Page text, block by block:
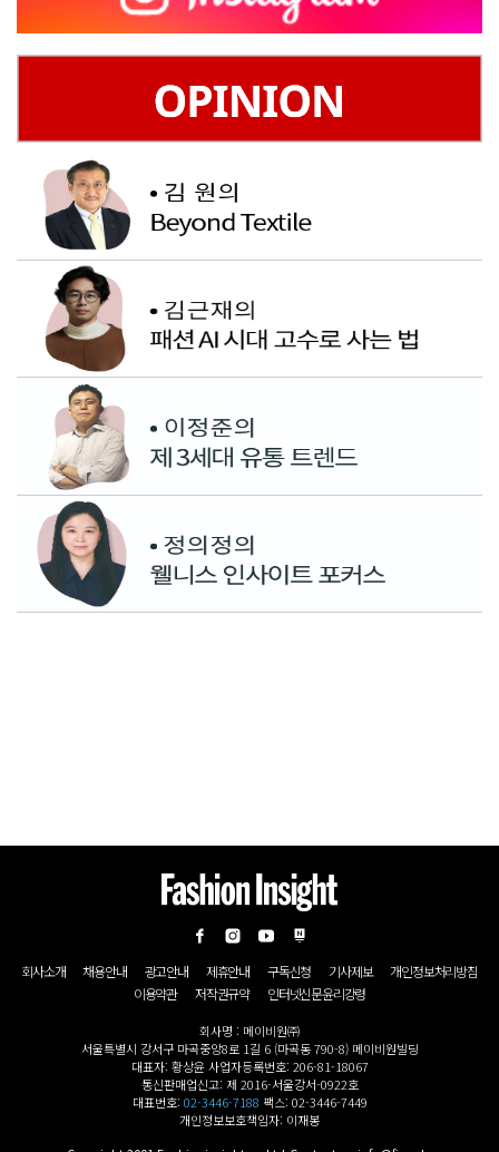
회사소개 채용안내 광고안내 제휴안내 구독신청 기사제보
개인정보처리방침
이용약관
저작권규약 인터넷신문윤리강령
회사명 : 메이비원㈜
서울특별시 강서구 마곡중앙8로 1길 6 (마곡동 790-8) 메이비원빌딩
대표자: 황상윤 사업자등록번호: 206-81-18067
통신판매업신고: 제 2016-서울강서-0922호
대표번호: 02-3446-7188 팩스: 02-3446-7449
개인정보보호책임자: 이재봉